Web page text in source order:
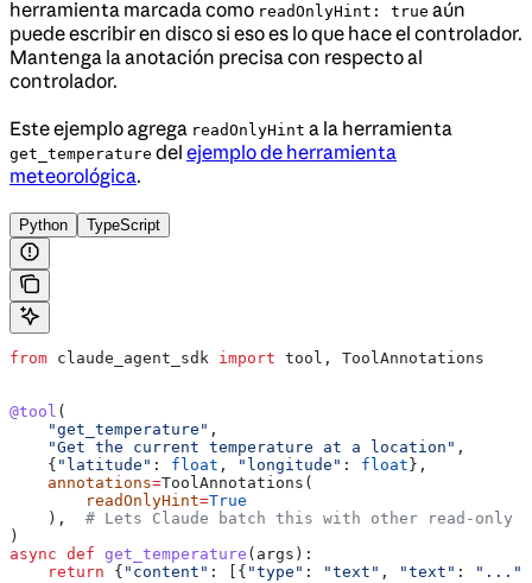
herramienta marcada como readOnlyHint: true aún
puede escribir en disco si eso es lo que hace el controlador.
Mantenga la anotación precisa con respecto al
controlador.
Este ejemplo agrega readOnlyHint a la herramienta
get_temperature del ejemplo de herramienta
meteorológica.
Python TypeScript
from claude_agent_sdk import tool, ToolAnnotations
@tool (
    "get_temperature"
,
    "Get the current temperature at a location"
,
    {
"latitude" : float , "longitude" : float },
    annotations
=ToolAnnotations(
        readOnlyHint
=True
    ),
# Lets Claude batch this with other read-only
)
async def get_temperature ( args ):
    return
{ "content" : [{ "type" : "text" , "text" : "..."